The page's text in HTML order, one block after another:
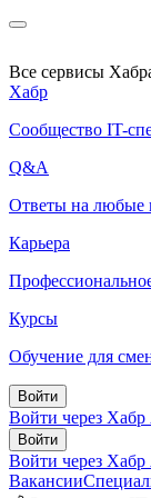
Все сервисы
Хабр
Сообщество IT-
Q&A
Ответы на любые
Карьера
Курсы
Обучение для
Войти
Войти через Хабр
Войти
Войти через Хабр
Вакансии